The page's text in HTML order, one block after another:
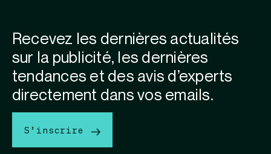
Recevez les dernières actualités
sur la publicité, les dernières
tendances et des avis d’experts
directement dans vos emails.
S’inscrire